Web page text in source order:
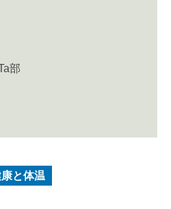
部
と体温